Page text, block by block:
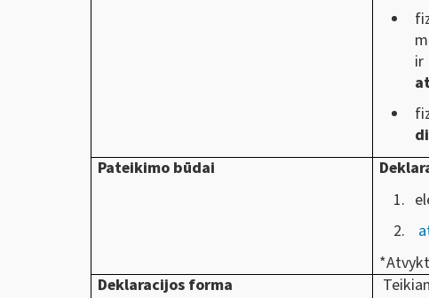
ir
Pateikimo būdai
Deklaracijos forma